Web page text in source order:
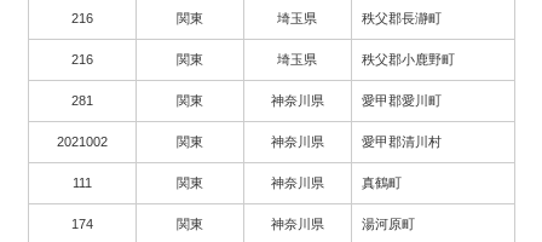
216 関東 埼玉県 秩父郡長瀞町
216 関東 埼玉県 秩父郡小鹿野町
281 関東 神奈川県 愛甲郡愛川町
2021002 関東 神奈川県 愛甲郡清川村
111 関東 神奈川県 真鶴町
174 関東 神奈川県 湯河原町